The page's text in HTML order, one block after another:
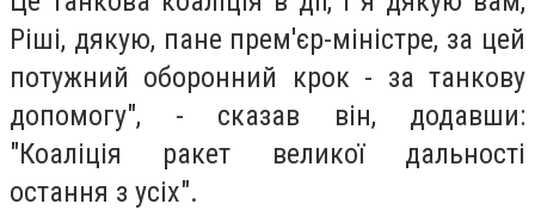
Ріші, дякую, пане прем'єр-міністре, за цей
потужний оборонний крок - за танкову
допомогу", - сказав він, додавши:
"Коаліція ракет великої дальності
остання з усіх".